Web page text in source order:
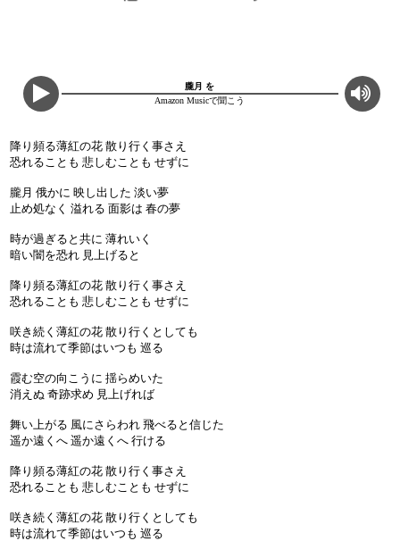
朧月 を
Amazon Musicで聞こう
降り頻る薄紅の花 散り行く事さえ
恐れることも 悲しむことも せずに
朧月 俄かに 映し出した 淡い夢
止め処なく 溢れる 面影は 春の夢
時が過ぎると共に 薄れいく
暗い闇を恐れ 見上げると
降り頻る薄紅の花 散り行く事さえ
恐れることも 悲しむことも せずに
咲き続く薄紅の花 散り行くとしても
時は流れて季節はいつも 巡る
霞む空の向こうに 揺らめいた
消えぬ 奇跡求め 見上げれば
舞い上がる 風にさらわれ 飛べると信じた
遥か遠くへ 遥か遠くへ 行ける
降り頻る薄紅の花 散り行く事さえ
恐れることも 悲しむことも せずに
咲き続く薄紅の花 散り行くとしても
時は流れて季節はいつも 巡る